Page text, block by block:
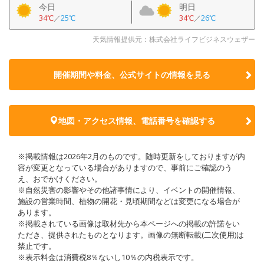
今日
34℃／25℃
明日
34℃／26℃
天気情報提供元：株式会社ライフビジネスウェザー
開催期間や料金、公式サイトの情報を見る
地図・アクセス情報、電話番号を確認する
※掲載情報は2026年2月のものです。随時更新をしておりますが内
容が変更となっている場合がありますので、事前にご確認のう
え、おでかけください。
※自然災害の影響やその他諸事情により、イベントの開催情報、
施設の営業時間、植物の開花・見頃期間などは変更になる場合が
あります。
※掲載されている画像は取材先から本ページへの掲載の許諾をい
ただき、提供されたものとなります。画像の無断転載(二次使用)は
禁止です。
※表示料金は消費税8％ないし10％の内税表示です。